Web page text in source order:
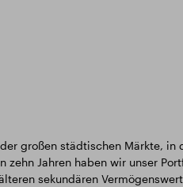
großen städtischen Märkte, in
Jahren haben wir unser
sekundären